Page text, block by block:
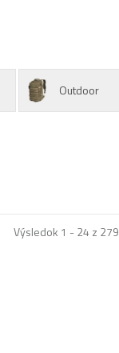
Outdoor
Výsledok 1 - 24 z 279